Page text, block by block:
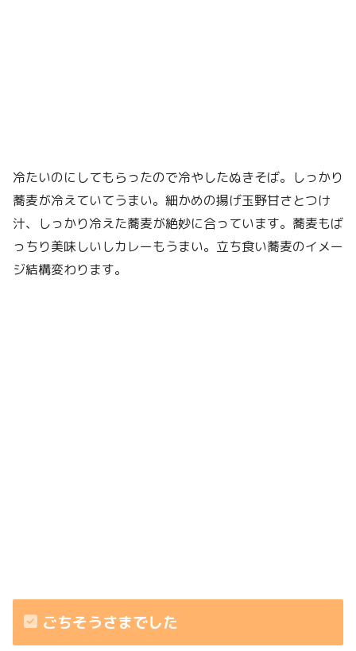
冷たいのにしてもらったので冷やしたぬきそば。しっかり
蕎麦が冷えていてうまい。細かめの揚げ玉野甘さとつけ
汁、しっかり冷えた蕎麦が絶妙に合っています。蕎麦もば
っちり美味しいしカレーもうまい。立ち食い蕎麦のイメー
ジ結構変わります。
ごちそうさまでした